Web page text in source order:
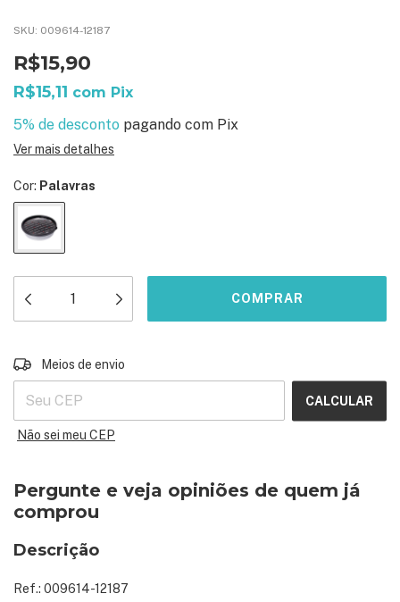
SKU: 009614-12187
R$15,90
R$15,11 com Pix
5% de desconto pagando com Pix
Ver mais detalhes
Cor: Palavras
Entregas para o CEP:
Meios de envio
CALCULAR
Não sei meu CEP
Pergunte e veja opiniões de quem já
comprou
Descrição
Ref.: 009614-12187